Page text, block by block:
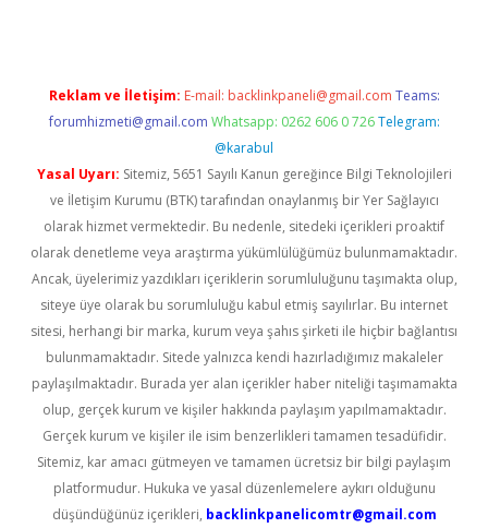
Reklam ve İletişim: E-mail: backlinkpaneli@gmail.com Teams:
forumhizmeti@gmail.com Whatsapp: 0262 606 0 726 Telegram:
@karabul
Yasal Uyarı: Sitemiz, 5651 Sayılı Kanun gereğince Bilgi Teknolojileri
ve İletişim Kurumu (BTK) tarafından onaylanmış bir Yer Sağlayıcı
olarak hizmet vermektedir. Bu nedenle, sitedeki içerikleri proaktif
olarak denetleme veya araştırma yükümlülüğümüz bulunmamaktadır.
Ancak, üyelerimiz yazdıkları içeriklerin sorumluluğunu taşımakta olup,
siteye üye olarak bu sorumluluğu kabul etmiş sayılırlar. Bu internet
sitesi, herhangi bir marka, kurum veya şahıs şirketi ile hiçbir bağlantısı
bulunmamaktadır. Sitede yalnızca kendi hazırladığımız makaleler
paylaşılmaktadır. Burada yer alan içerikler haber niteliği taşımamakta
olup, gerçek kurum ve kişiler hakkında paylaşım yapılmamaktadır.
Gerçek kurum ve kişiler ile isim benzerlikleri tamamen tesadüfidir.
Sitemiz, kar amacı gütmeyen ve tamamen ücretsiz bir bilgi paylaşım
platformudur. Hukuka ve yasal düzenlemelere aykırı olduğunu
düşündüğünüz içerikleri, backlinkpanelicomtr@gmail.com